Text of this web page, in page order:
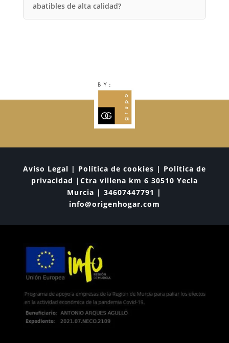
abatibles de alta calidad?
Aviso Legal | Política de cookies | Política de
privacidad |Ctra villena km 6 30510 Yecla
Murcia | 34607447791 |
info@origenhogar.com